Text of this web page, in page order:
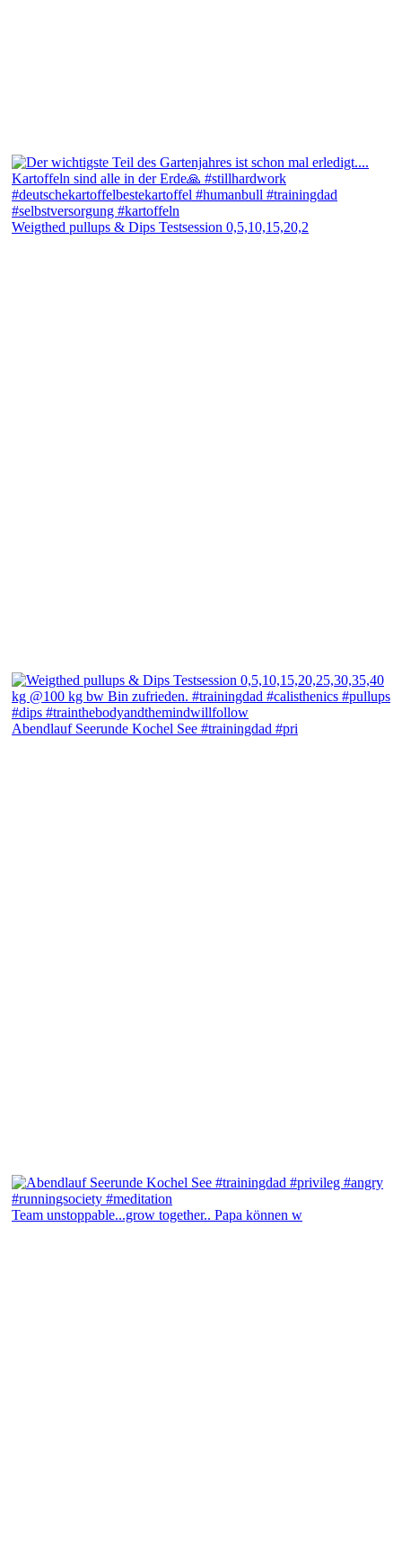
Weigthed pullups & Dips Testsession 0,5,10,15,20,2
Abendlauf Seerunde Kochel See #trainingdad #pri
Team unstoppable...grow together.. Papa können w